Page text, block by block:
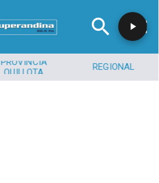
PROVINCIA
QUILLOTA
REGIONAL